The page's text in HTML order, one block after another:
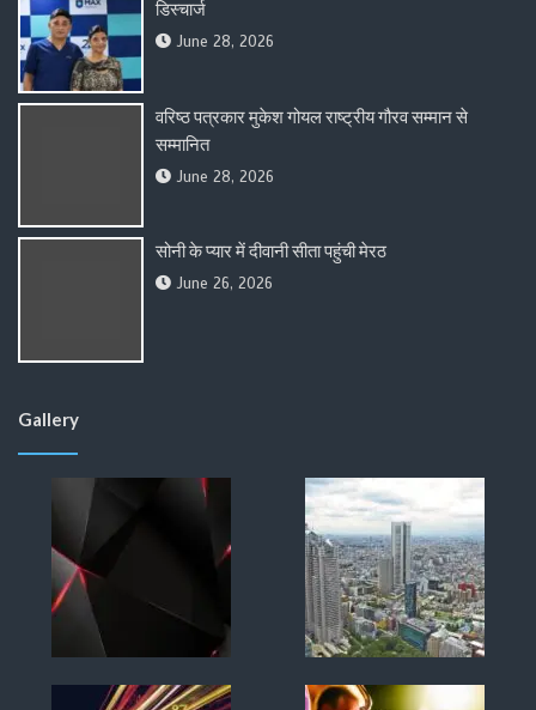
डिस्चार्ज
June 28, 2026
वरिष्ठ पत्रकार मुकेश गोयल राष्ट्रीय गौरव सम्मान से
सम्मानित
June 28, 2026
सोनी के प्यार में दीवानी सीता पहुंची मेरठ
June 26, 2026
Gallery